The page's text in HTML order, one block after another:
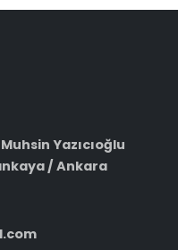
Yazıcıoğlu
/ Ankara